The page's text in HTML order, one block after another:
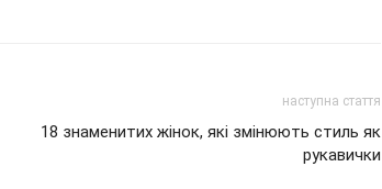
наступна стаття
18 знаменитих жінок, які змінюють стиль як
рукавички